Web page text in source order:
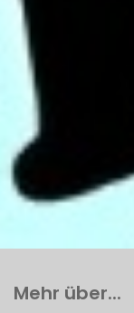
Mehr über...